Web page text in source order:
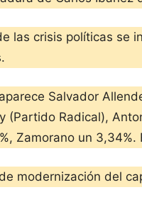
las crisis políticas
Salvador
(Partido Radical),
Zamorano un
modernización del